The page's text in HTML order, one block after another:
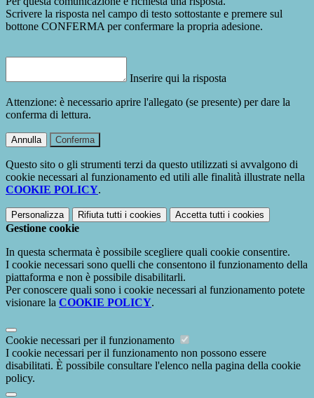
Scrivere la risposta nel campo di testo sottostante e premere sul
bottone CONFERMA per confermare la propria adesione.
Inserire qui la risposta
Attenzione: è necessario aprire l'allegato (se presente) per dare la
conferma di lettura.
Annulla Conferma
Questo sito o gli strumenti terzi da questo utilizzati si avvalgono di
cookie necessari al funzionamento ed utili alle finalità illustrate nella
COOKIE POLICY.
Personalizza Rifiuta tutti i cookies Accetta tutti i cookies
Gestione cookie
In questa schermata è possibile scegliere quali cookie consentire.
I cookie necessari sono quelli che consentono il funzionamento della
piattaforma e non è possibile disabilitarli.
Per conoscere quali sono i cookie necessari al funzionamento potete
visionare la COOKIE POLICY.
Cookie necessari per il funzionamento
I cookie necessari per il funzionamento non possono essere
disabilitati. È possibile consultare l'elenco nella pagina della cookie
policy.